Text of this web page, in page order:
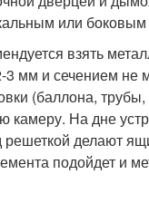
или боковым
взять
3 мм и сечением не
(баллона, трубы,
камеру. На дне
решеткой делают
подойдет и